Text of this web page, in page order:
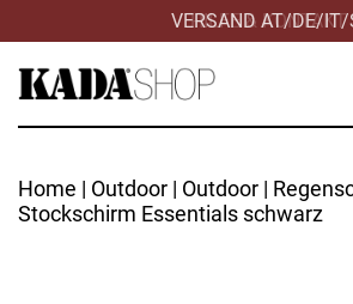
HILFE & KONTAKT
VERSAND AT/DE/IT/
Home | Outdoor | Outdoor |
Stockschirm Essentials schwarz